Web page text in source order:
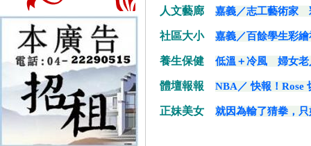
人文藝廊 嘉義／志工藝術家
社區大小 嘉義／百餘學生彩
養生保健 低溫＋冷風 婦女老
體壇報報 NBA／ 快報！Rose
正妹美女 就因為輸了猜拳，